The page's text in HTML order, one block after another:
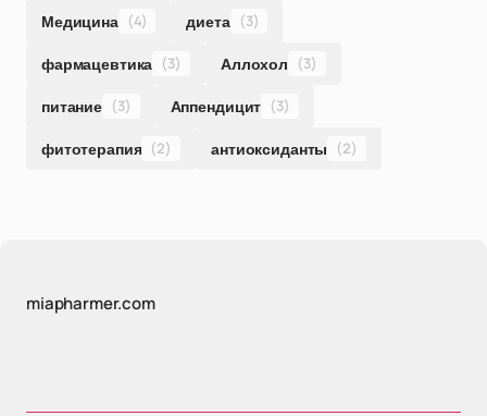
Медицина (4) диета (3)
фармацевтика (3) Аллохол (3)
питание (3) Аппендицит (3)
фитотерапия (2) антиоксиданты (2)
miapharmer.com